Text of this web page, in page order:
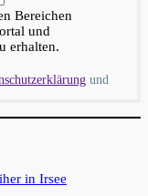
Bereichen
und
erhalten.
und